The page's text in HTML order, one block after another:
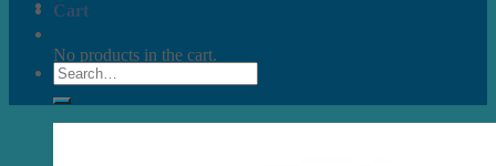
Cart
No products in the cart.
Search
for: